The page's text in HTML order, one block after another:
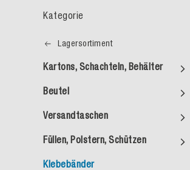
Kategorie
Lagersortiment
Kartons, Schachteln, Behälter
Beutel
Versandtaschen
Füllen, Polstern, Schützen
Klebebänder